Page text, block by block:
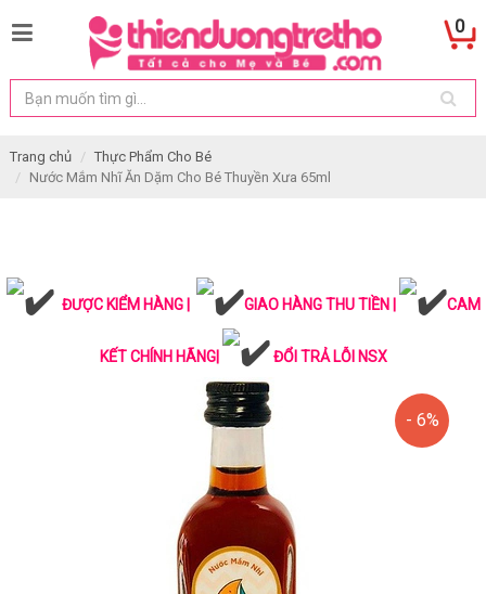
0
Trang chủ
Thực Phẩm Cho Bé
Nước Mắm Nhĩ Ăn Dặm Cho Bé Thuyền Xưa 65ml
ĐƯỢC KIỂM HÀNG | GIAO HÀNG THU TIỀN | CAM
KẾT CHÍNH HÃNG| ĐỔI TRẢ LỖI NSX
- 6%